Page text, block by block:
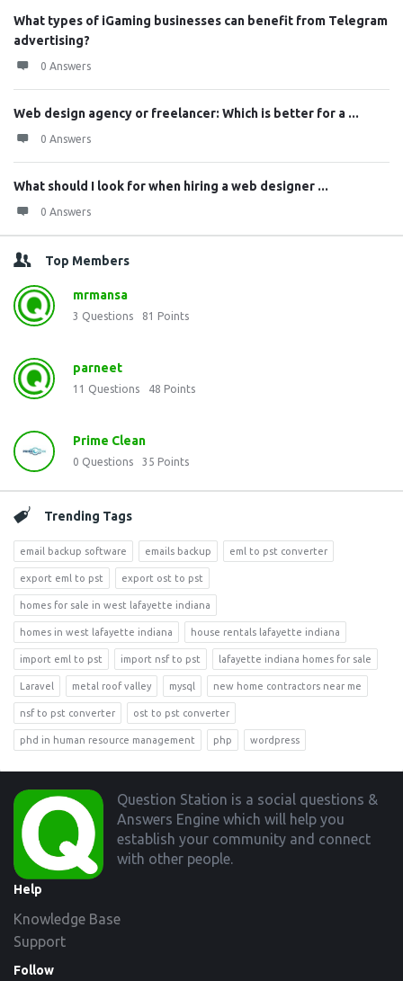
What types of iGaming businesses can benefit from Telegram
advertising?
0 Answers
Web design agency or freelancer: Which is better for a ...
0 Answers
What should I look for when hiring a web designer ...
0 Answers
Top Members
mrmansa
3 Questions 81 Points
parneet
11 Questions 48 Points
Prime Clean
0 Questions 35 Points
Trending Tags
email backup software emails backup eml to pst converter
export eml to pst export ost to pst
homes for sale in west lafayette indiana
homes in west lafayette indiana house rentals lafayette indiana
import eml to pst import nsf to pst lafayette indiana homes for sale
Laravel metal roof valley mysql new home contractors near me
nsf to pst converter ost to pst converter
phd in human resource management php wordpress
Footer
Question Station is a social questions &
Answers Engine which will help you
establish your community and connect
with other people.
Help
Knowledge Base
Support
Follow